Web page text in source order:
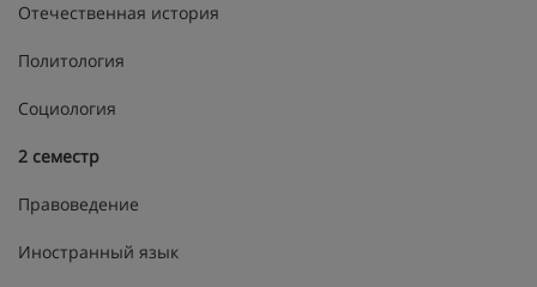
Отечественная история
Политология
Социология
2 семестр
Правоведение
Иностранный язык